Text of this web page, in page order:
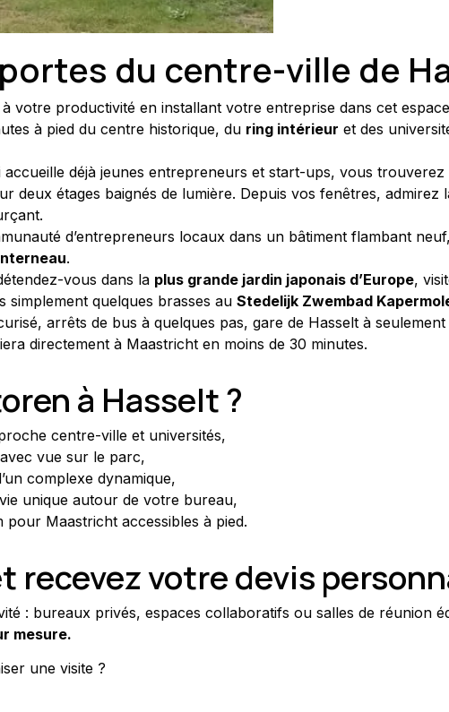
du centre-ville de
votre productivité en installant votre entreprise dans cet
à pied du centre historique, du ring intérieur et des
déjà jeunes entrepreneurs et start-ups, vous
deux étages baignés de lumière. Depuis vos fenêtres, admirez
d’entrepreneurs locaux dans un bâtiment flambant
.
vous dans la plus grande jardin japonais d’Europe,
simplement quelques brasses au Stedelijk Zwembad
arrêts de bus à quelques pas, gare de Hasselt à
directement à Maastricht en moins de 30 minutes.
à Hasselt ?
centre-ville et universités,
vue sur le parc,
complexe dynamique,
unique autour de votre bureau,
Maastricht accessibles à pied.
recevez votre devis
: bureaux privés, espaces collaboratifs ou salles de réunion
mesure.
une visite ?